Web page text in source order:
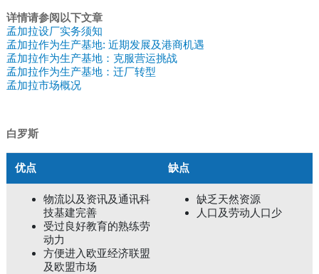
详情请参阅以下文章
孟加拉设厂实务须知
孟加拉作为生产基地: 近期发展及港商机遇
孟加拉作为生产基地：克服营运挑战
孟加拉作为生产基地：迁厂转型
孟加拉市场概况
白罗斯
优点 缺点
物流以及资讯及通讯科
技基建完善
受过良好教育的熟练劳
动力
方便进入欧亚经济联盟
及欧盟市场
缺乏天然资源
人口及劳动人口少